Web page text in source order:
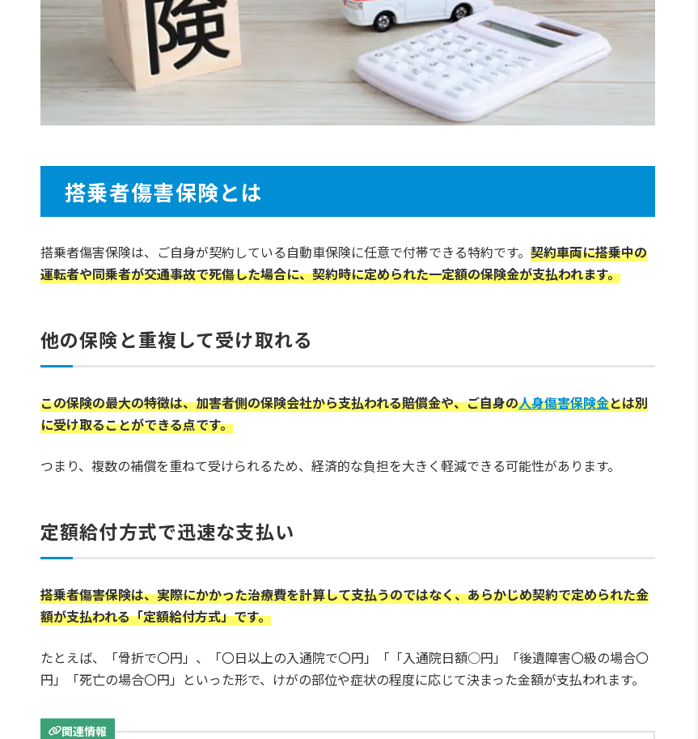
搭乗者傷害保険とは
搭乗者傷害保険は、ご自身が契約している自動車保険に任意で付帯できる特約です。 契約車両に搭乗中の
運転者や同乗者が交通事故で死傷した場合に、契約時に定められた一定額の保険金が支払われます。
他の保険と重複して受け取れる
この保険の最大の特徴は、加害者側の保険会社から支払われる賠償金や、ご自身の人身傷害保険金とは別
に受け取ることができる点です。
つまり、複数の補償を重ねて受けられるため、経済的な負担を大きく軽減できる可能性があります。
定額給付方式で迅速な支払い
搭乗者傷害保険は、実際にかかった治療費を計算して支払うのではなく、あらかじめ契約で定められた金
額が支払われる「定額給付方式」です。
たとえば、「骨折で〇円」、「〇日以上の入通院で〇円」「「入通院日額○円」「後遺障害〇級の場合〇
円」「死亡の場合〇円」といった形で、けがの部位や症状の程度に応じて決まった金額が支払われます。
関連情報